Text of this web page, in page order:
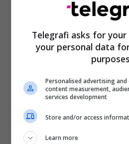
Telegrafi asks for
your personal data
Personalised advertising
content measurement,
services development
Store and/or access
Learn more